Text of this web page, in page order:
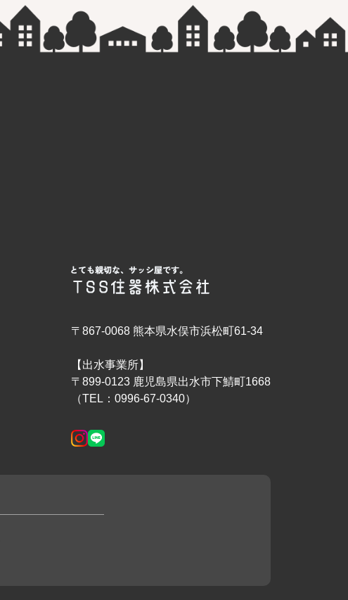
〒867-0068 熊本県水俣市浜松町61-34
【出水事業所】
〒899-0123 鹿児島県出水市下鯖町1668
（TEL：0996-67-0340）